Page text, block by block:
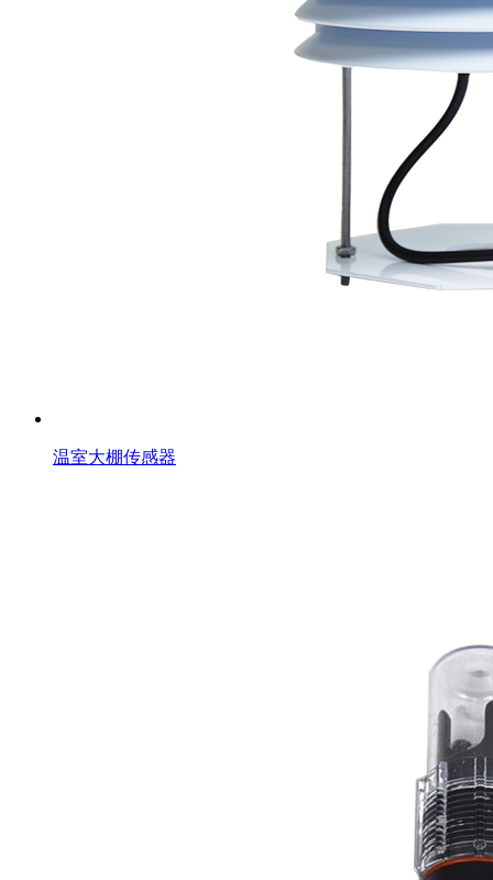
温室大棚传感器